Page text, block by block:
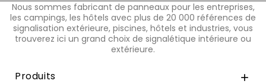
Nous sommes fabricant de panneaux pour les entreprises,
les campings, les hôtels avec plus de 20 000 références de
signalisation extérieure, piscines, hôtels et industries, vous
trouverez ici un grand choix de signalétique intérieure ou
extérieure.
Produits 